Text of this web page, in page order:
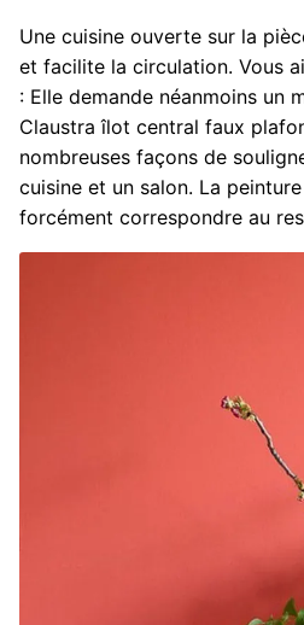
Une cuisine ouverte sur la
et facilite la circulation. Vous
: Elle demande néanmoins un
Claustra îlot central faux
nombreuses façons de
cuisine et un salon. La
forcément correspondre au